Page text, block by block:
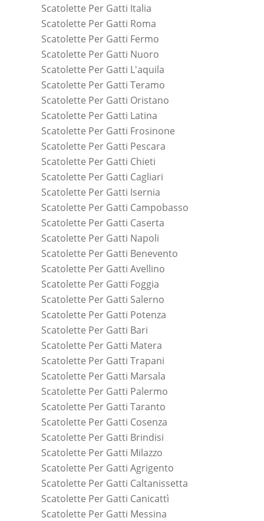
Scatolette Per Gatti Italia
Scatolette Per Gatti Roma
Scatolette Per Gatti Fermo
Scatolette Per Gatti Nuoro
Scatolette Per Gatti L'aquila
Scatolette Per Gatti Teramo
Scatolette Per Gatti Oristano
Scatolette Per Gatti Latina
Scatolette Per Gatti Frosinone
Scatolette Per Gatti Pescara
Scatolette Per Gatti Chieti
Scatolette Per Gatti Cagliari
Scatolette Per Gatti Isernia
Scatolette Per Gatti Campobasso
Scatolette Per Gatti Caserta
Scatolette Per Gatti Napoli
Scatolette Per Gatti Benevento
Scatolette Per Gatti Avellino
Scatolette Per Gatti Foggia
Scatolette Per Gatti Salerno
Scatolette Per Gatti Potenza
Scatolette Per Gatti Bari
Scatolette Per Gatti Matera
Scatolette Per Gatti Trapani
Scatolette Per Gatti Marsala
Scatolette Per Gatti Palermo
Scatolette Per Gatti Taranto
Scatolette Per Gatti Cosenza
Scatolette Per Gatti Brindisi
Scatolette Per Gatti Milazzo
Scatolette Per Gatti Agrigento
Scatolette Per Gatti Caltanissetta
Scatolette Per Gatti Canicattì
Scatolette Per Gatti Messina